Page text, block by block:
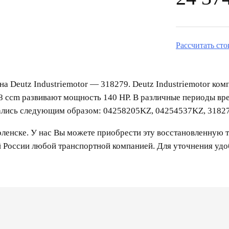
Рассчитать
на Deutz Industriemotor — 318279. Deutz Industriemotor
развивают мощность 140 HP. В различные периоды
следующим образом: 04258205KZ, 04254537KZ,
У нас Вы можете приобрести эту восстановленную
России любой транспортной компанией. Для уточнения